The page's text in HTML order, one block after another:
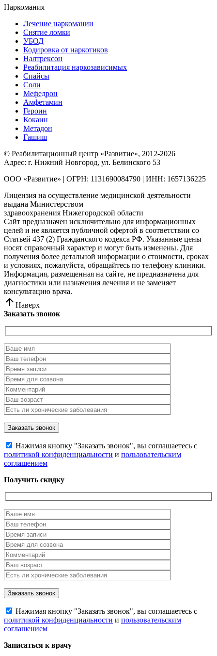
Наркомания
Лечение наркомании
Снятие ломки
УБОД
Кодировка от наркотиков
Налтрексон
Реабилитация наркозависимых
Спайсы
Соли
Мефедрон
Амфетамин
Героин
Кокаин
Метадон
Гашиш
© Реабилитационный центр «Развитие», 2012-2026
Адрес: г. Нижний Новгород, ул. Белинского 53
ООО «Развитие» | ОГРН: 1131690084790 | ИНН: 1657136225
Лицензия на осуществление медицинской деятельности
выдана Министерством
здравоохранения Нижегородской области
Сайт предназначен исключительно для информационных
целей и не является публичной офертой в соответствии со
Статьей 437 (2) Гражданского кодекса РФ. Указанные цены
носят справочный характер и могут быть изменены. Для
получения более детальной информации о стоимости, сроках
и условиях, пожалуйста, обращайтесь по телефону клиники.
Информация, размещенная на сайте, не предназначена для
диагностики или назначения лечения и не заменяет
консультацию врача.
Наверх
Заказать звонок
Нажимая кнопку "Заказать звонок", вы соглашаетесь с
политикой конфиденциальности и пользовательским
соглашением
Получить скидку
Нажимая кнопку "Заказать звонок", вы соглашаетесь с
политикой конфиденциальности и пользовательским
соглашением
Записаться к врачу